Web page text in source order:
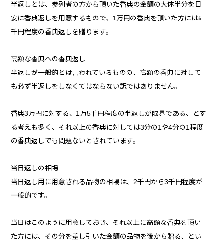
半返しとは、参列者の方から頂いた香典の金額の大体半分を目
安に香典返しを用意するもので、1万円の香典を頂いた方には5
千円程度の香典返しを贈ります。
高額な香典への香典返し
半返しが一般的とは言われているものの、高額の香典に対して
も必ず半返しをしなくてはならない訳ではありません。
香典3万円に対する、1万5千円程度の半返しが限界である、とす
る考えも多く、それ以上の香典に対しては3分の1や4分の1程度
の香典返しでも問題ないとされています。
当日返しの相場
当日返し用に用意される品物の相場は、2千円から3千円程度が
一般的です。
当日はこのように用意しておき、それ以上に高額な香典を頂い
た方には、その分を差し引いた金額の品物を後から贈る、とい